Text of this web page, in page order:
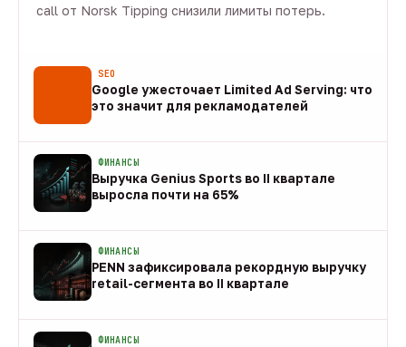
call от Norsk Tipping снизили лимиты потерь.
SEO
Google ужесточает Limited Ad Serving: что
это значит для рекламодателей
ФИНАНСЫ
Выручка Genius Sports во II квартале
выросла почти на 65%
ФИНАНСЫ
PENN зафиксировала рекордную выручку
retail-сегмента во II квартале
ФИНАНСЫ